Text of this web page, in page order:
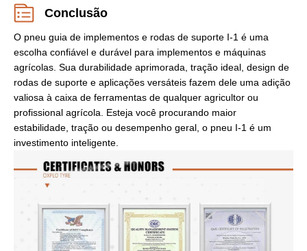
Conclusão
O pneu guia de implementos e rodas de suporte I-1 é uma
escolha confiável e durável para implementos e máquinas
agrícolas. Sua durabilidade aprimorada, tração ideal, design de
rodas de suporte e aplicações versáteis fazem dele uma adição
valiosa à caixa de ferramentas de qualquer agricultor ou
profissional agrícola. Esteja você procurando maior
estabilidade, tração ou desempenho geral, o pneu I-1 é um
investimento inteligente.